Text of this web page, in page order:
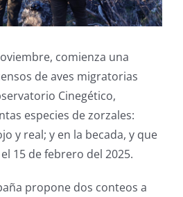
comienza una
de aves migratorias
Cinegético,
especies de zorzales:
y real; y en la becada, y que
15 de febrero del 2025.
propone dos conteos a